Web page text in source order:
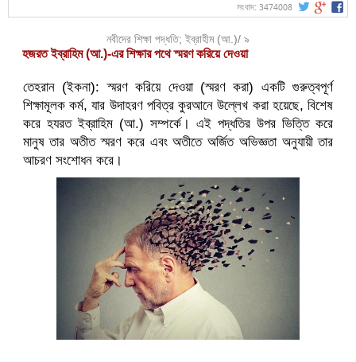
সংবাদ: 3474008
নবীদের শিক্ষা পদ্ধতি; ইব্রাহীম (আ.)/ ৯
হজরত ইব্রাহিম (আ.)-এর শিক্ষার পথে স্মরণ করিয়ে দেওয়া
তেহরান (ইকনা): স্মরণ করিয়ে দেওয়া (স্মরণ করা) একটি গুরুত্বপূর্ণ
শিক্ষামূলক কর্ম, যার উদাহরণ পবিত্র কুরআনে উল্লেখ করা হয়েছে, বিশেষ
করে হযরত ইব্রাহিম (আ.) সম্পর্কে। এই পদ্ধতির উপর ভিত্তি করে
মানুষ তার অতীত স্মরণ করে এবং অতীতে অর্জিত অভিজ্ঞতা অনুযায়ী তার
আচরণ সংশোধন করে।